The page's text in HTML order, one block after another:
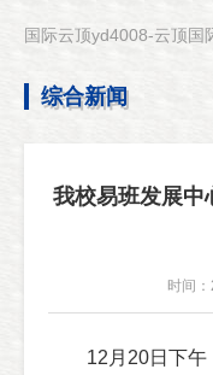
国际云顶yd4008-云顶国
综合新闻
我校易班发展中
时间
12 月 20日 下午